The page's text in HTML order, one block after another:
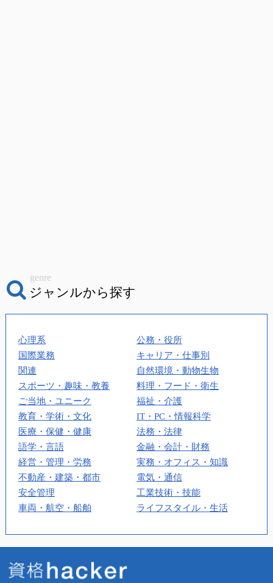
ジャンルから探す
genre
心理系
公務・役所
国際業務
キャリア・仕事別
関連
自然環境・動物生物
スポーツ・趣味・教養
料理・フード・衛生
ご当地・ユニーク
福祉・介護
教育・学術・文化
IT・PC・情報科学
医療・保健・健康
法務・法律
語学・言語
金融・会計・財務
経営・管理・労務
実務・オフィス・知識
不動産・建築・都市
電気・通信
安全管理
工業技術・技能
車両・航空・船舶
ライフスタイル・生活